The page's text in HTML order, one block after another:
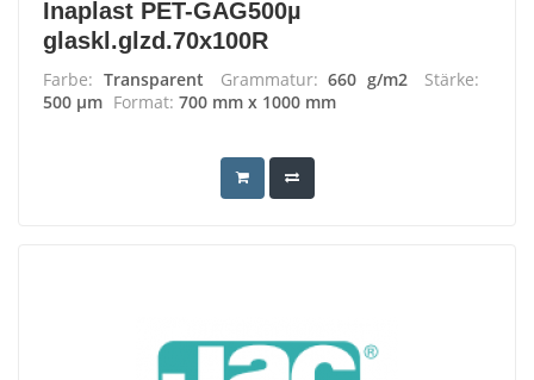
Inaplast PET-GAG500µ
glaskl.glzd.70x100R
Farbe: Transparent Grammatur:660 g/m2
Stärke:
500 µm Format: 700 mm x 1000 mm